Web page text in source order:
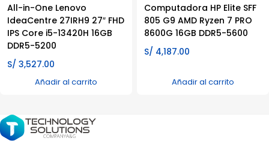
All-in-One Lenovo
IdeaCentre 27IRH9 27″ FHD
IPS Core i5-13420H 16GB
DDR5-5200
S/ 3,527.00
Añadir al carrito
Computadora HP Elite SFF
805 G9 AMD Ryzen 7 PRO
8600G 16GB DDR5-5600
S/ 4,187.00
Añadir al carrito